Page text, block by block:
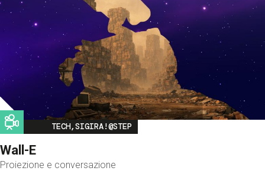
Image
TECH,SIGIRA!@STEP
Wall-E
Proiezione e conversazione